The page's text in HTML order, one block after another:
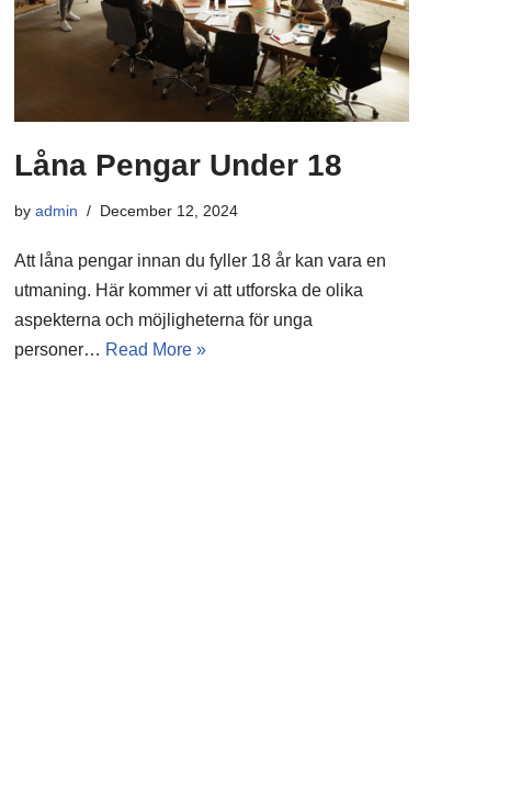
Låna Pengar Under 18
by admin December 12, 2024
Att låna pengar innan du fyller 18 år kan vara en
utmaning. Här kommer vi att utforska de olika
aspekterna och möjligheterna för unga
personer… Read More »